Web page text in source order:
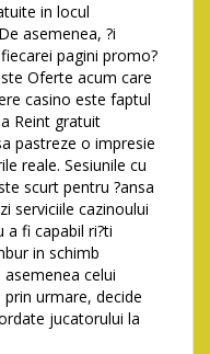
in locul
asemenea, ?i
pagini promo?
Oferte acum care
casino este faptul
Reint gratuit
pastreze o impresie
reale. Sesiunile cu
scurt pentru ?ansa
serviciile cazinoului
fi capabil ri?ti
in schimb
celui
urmare, decide
jucatorului la